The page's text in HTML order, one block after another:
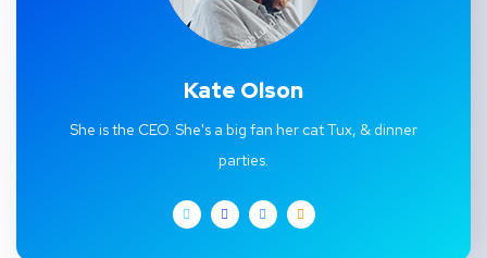
Kate Olson
She is the CEO. She's a big fan her cat Tux, & dinner
parties.